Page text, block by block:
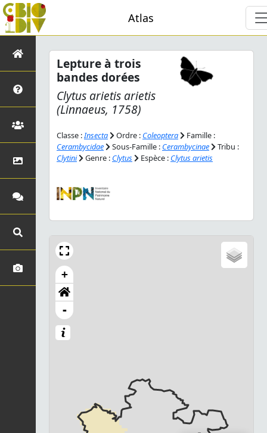
Atlas
Lepture à trois
bandes dorées
Clytus arietis arietis
(Linnaeus, 1758)
Classe :Insecta Ordre : Coleoptera
Famille :
Cerambycidae
Sous-Famille : Cerambycinae
Tribu :
Clytini
Genre : Clytus Espèce : Clytus arietis
+
-